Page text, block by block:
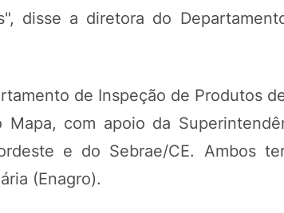
disse a diretora do
de Inspeção de Produtos
com apoio da
e do Sebrae/CE. Ambos
(Enagro).